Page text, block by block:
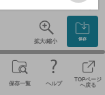
保存
拡大/縮小
保存一覧 ヘルプ
TOPページ
へ戻る